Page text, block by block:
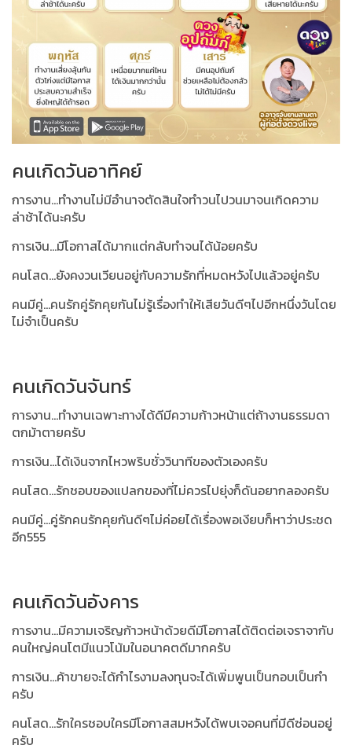
คนเกิดวันอาทิคย์
การงาน...ทำงานไม่มีอำนาจตัดสินใจทำวนไปวนมาจนเกิดความ
ล่าช้าได้นะครับ
การเงิน...มีโอกาสได้มากแต่กลับทำจนได้น้อยครับ
คนโสด...ยังคงวนเวียนอยู่กับความรักที่หมดหวังไปแล้วอยู่ครับ
คนมีคู่...คนรักคู่รักคุยกันไม่รู้เรื่องทำให้เสียวันดีๆไปอีกหนึ่งวันโดย
ไม่จำเป็นครับ
คนเกิดวันจันทร์
การงาน...ทำงานเฉพาะทางได้ดีมีความก้าวหน้าแต่ถ้างานธรรมดา
ตกม้าตายครับ
การเงิน...ได้เงินจากไหวพริบชั่ววินาทีของตัวเองครับ
คนโสด...รักชอบของแปลกของที่ไม่ควรไปยุ่งก็ดันอยากลองครับ
คนมีคู่...คู่รักคนรักคุยกันดีๆไม่ค่อยได้เรื่องพอเงียบก็หาว่าประชด
อีก555
คนเกิดวันอังคาร
การงาน...มีความเจริญก้าวหน้าด้วยดีมีโอกาสได้ติดต่อเจราจากับ
คนใหญ่คนโตมีแนวโน้มในอนาคตดีมากครับ
การเงิน...ค้าขายจะได้กำไรงามลงทุนจะได้เพิ่มพูนเป็นกอบเป็นกำ
ครับ
คนโสด...รักใครชอบใครมีโอกาสสมหวังได้พบเจอคนที่มีดีซ่อนอยู่
ครับ